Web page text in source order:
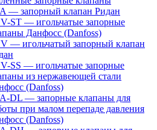
— запорный клапан Ридан
ST — игольчатые запорные
Данфосс (Danfoss)
— игольчатый запорный клапан
SS — игольчатые запорные
из нержавеющей стали
(Danfoss)
DL — запорные клапаны для
при малом перепаде давления
(Danfoss)